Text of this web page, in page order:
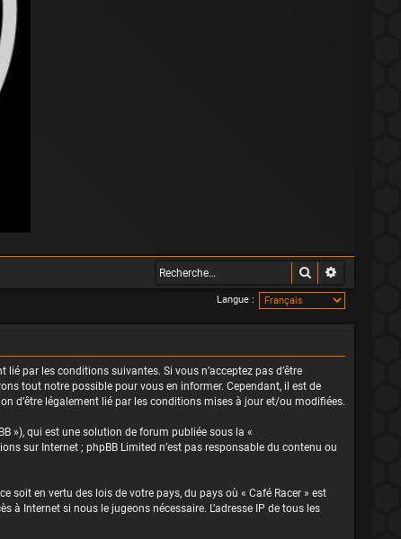
Rechercher
Langue :
lié par les conditions suivantes. Si vous n’acceptez pas d’être
tout notre possible pour vous en informer. Cependant, il est de
d’être légalement lié par les conditions mises à jour et/ou modifiées.
»), qui est une solution de forum publiée sous la «
sur Internet ; phpBB Limited n’est pas responsable du contenu ou
soit en vertu des lois de votre pays, du pays où « Café Racer » est
Internet si nous le jugeons nécessaire. L’adresse IP de tous les